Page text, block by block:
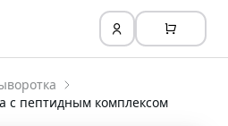
пептидным комплексом